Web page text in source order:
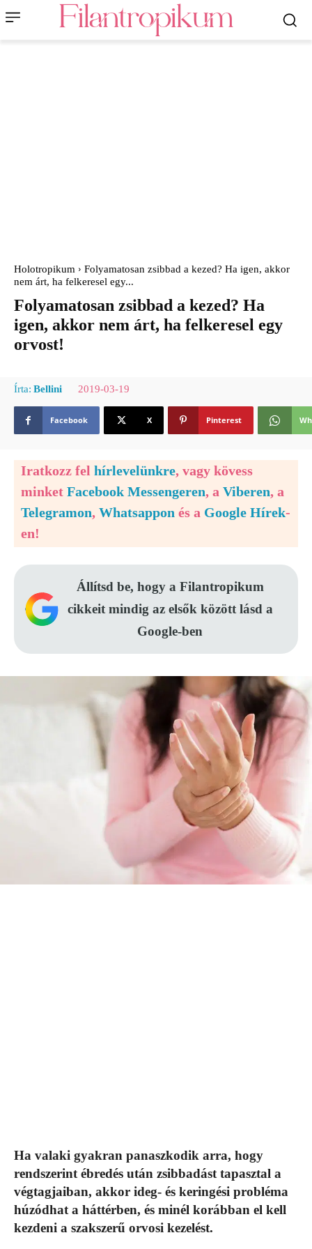
Holotropikum
Folyamatosan zsibbad a kezed? Ha igen, akkor
nem árt, ha felkeresel egy...
Folyamatosan zsibbad a kezed? Ha
igen, akkor nem árt, ha felkeresel egy
orvost!
Írta: Bellini 2019-03-19
Facebook X Pinterest
Iratkozz fel hírlevelünkre, vagy kövess
minket Facebook Messengeren, a Viberen, a
Telegramon, Whatsappon és a Google Hírek-
en!
Állítsd be, hogy a Filantropikum
cikkeit mindig az elsők között lásd a
Google-ben
Ha valaki gyakran panaszkodik arra, hogy
rendszerint ébredés után zsibbadást tapasztal a
végtagjaiban, akkor ideg- és keringési probléma
húzódhat a háttérben, és minél korábban el kell
kezdeni a szakszerű orvosi kezelést.